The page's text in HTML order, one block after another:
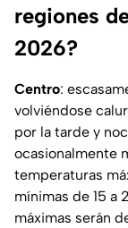
regiones
2026?
Centro:
volviéndose
por la tarde y
ocasionalmente
temperaturas
mínimas de 15 a
máximas serán